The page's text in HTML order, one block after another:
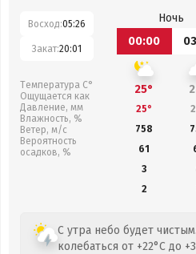
Восход:05:26
Закат:20:01
Температура С°
Ощущается как
Давление, мм
Влажность, %
Ветер, м/с
Вероятность
осадков, %
Ночь
00:00
25°
25°
758
61
3
2
С утра небо будет
колебаться от +22°C до